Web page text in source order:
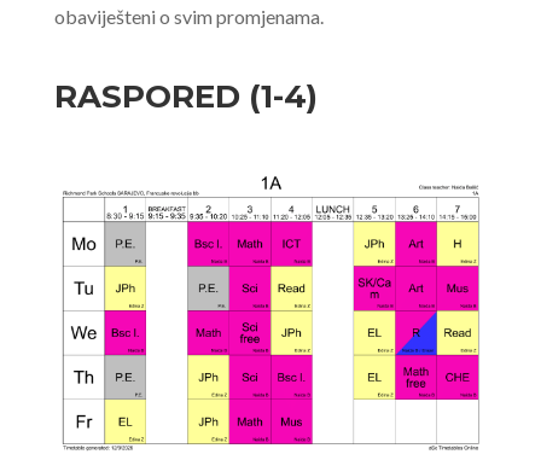
obaviješteni o svim promjenama.
RASPORED (1-4)